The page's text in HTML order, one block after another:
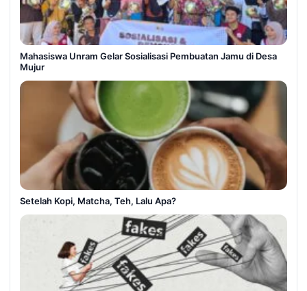
Mahasiswa Unram Gelar Sosialisasi Pembuatan Jamu di Desa
Mujur
Setelah Kopi, Matcha, Teh, Lalu Apa?